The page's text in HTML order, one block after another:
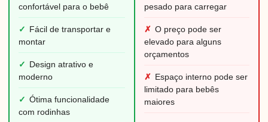
confortável para o bebê
✓
Fácil de transportar e
montar
✓
Design atrativo e
moderno
✓ Ótima funcionalidade
com rodinhas
pesado para carregar
✗ O preço pode ser
elevado para alguns
orçamentos
✗ Espaço interno pode ser
limitado para bebês
maiores